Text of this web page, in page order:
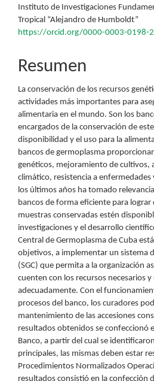
Instituto de Investigaciones
Tropical “Alejandro de Humboldt”
https://orcid.org/0000-0003-0198-
Resumen
La conservación de los recursos
actividades más importantes para
alimentaria en el mundo. Son los
encargados de la conservación de
disponibilidad y el uso para la
bancos de germoplasma
genéticos, mejoramiento de cultivos,
climático, resistencia a enfermedades
los últimos años ha tomado
bancos de forma eficiente para lograr
muestras conservadas estén
investigaciones y el desarrollo
Central de Germoplasma de Cuba
objetivos, a implementar un sistema
(SGC) que permita a la organización
cuenten con los recursos necesarios
adecuadamente. Con el
procesos del banco, los curadores
mantenimiento de las accesiones
resultados obtenidos se confeccionó
Banco, a partir del cual se
principales, las mismas deben estar
Procedimientos Normalizados
resultados consistió en la confección